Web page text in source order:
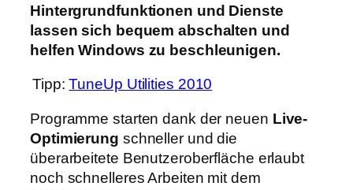
Hintergrundfunktionen und Dienste
lassen sich bequem abschalten und
helfen Windows zu beschleunigen.
Tipp:TuneUp Utilities 2010
Programme starten dank der neuen Live-
Optimierung schneller und die
überarbeitete Benutzeroberfläche erlaubt
noch schnelleres Arbeiten mit dem